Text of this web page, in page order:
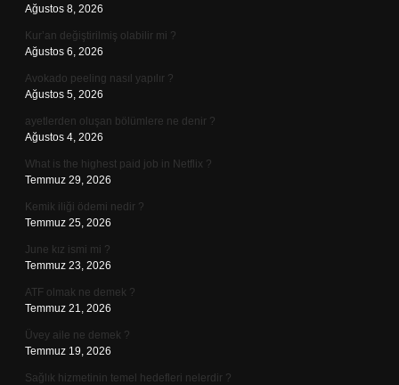
Ağustos 8, 2026
Kur’an değiştirilmiş olabilir mi ?
Ağustos 6, 2026
Avokado peeling nasıl yapılır ?
Ağustos 5, 2026
ayetlerden oluşan bölümlere ne denir ?
Ağustos 4, 2026
What is the highest paid job in Netflix ?
Temmuz 29, 2026
Kemik iliği ödemi nedir ?
Temmuz 25, 2026
June kız ismi mi ?
Temmuz 23, 2026
ATF olmak ne demek ?
Temmuz 21, 2026
Üvey aile ne demek ?
Temmuz 19, 2026
Sağlık hizmetinin temel hedefleri nelerdir ?